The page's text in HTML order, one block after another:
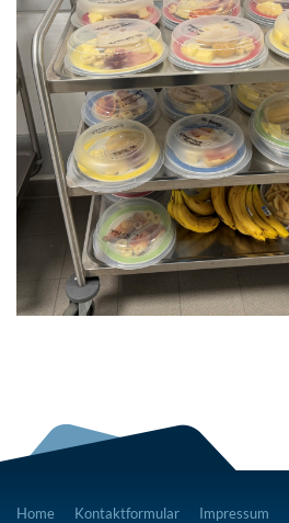
Home Kontaktformular Impressum